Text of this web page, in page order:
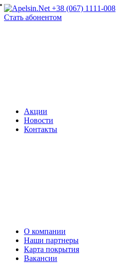
+38 (067) 1111-008
Стать абонентом
Акции
Новости
Контакты
О компании
Наши партнеры
Карта покрытия
Вакансии